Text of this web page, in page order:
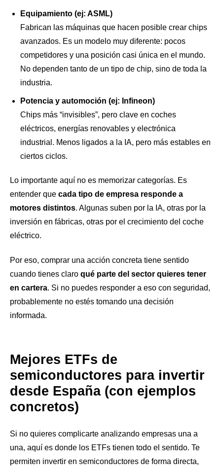
Equipamiento (ej: ASML)
Fabrican las máquinas que hacen posible crear chips
avanzados. Es un modelo muy diferente: pocos
competidores y una posición casi única en el mundo.
No dependen tanto de un tipo de chip, sino de toda la
industria.
Potencia y automoción (ej: Infineon)
Chips más “invisibles”, pero clave en coches
eléctricos, energías renovables y electrónica
industrial. Menos ligados a la IA, pero más estables en
ciertos ciclos.
Lo importante aquí no es memorizar categorías. Es
entender que cada tipo de empresa responde a
motores distintos. Algunas suben por la IA, otras por la
inversión en fábricas, otras por el crecimiento del coche
eléctrico.
Por eso, comprar una acción concreta tiene sentido
cuando tienes claro qué parte del sector quieres tener
en cartera. Si no puedes responder a eso con seguridad,
probablemente no estés tomando una decisión
informada.
Mejores ETFs de
semiconductores para invertir
desde España (con ejemplos
concretos)
Si no quieres complicarte analizando empresas una a
una, aquí es donde los ETFs tienen todo el sentido. Te
permiten invertir en semiconductores de forma directa,